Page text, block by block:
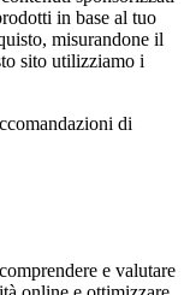
in base al tuo
misurandone il
sito utilizziamo i
di
e valutare